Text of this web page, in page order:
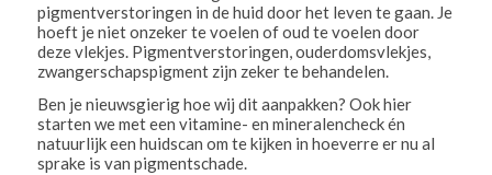
pigmentverstoringen in de huid door het leven te gaan. Je
hoeft je niet onzeker te voelen of oud te voelen door
deze vlekjes. Pigmentverstoringen, ouderdomsvlekjes,
zwangerschapspigment zijn zeker te behandelen.
Ben je nieuwsgierig hoe wij dit aanpakken? Ook hier
starten we met een vitamine- en mineralencheck én
natuurlijk een huidscan om te kijken in hoeverre er nu al
sprake is van pigmentschade.